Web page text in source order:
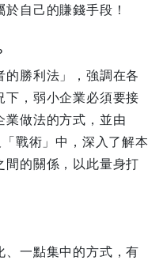
自己的賺錢手段！
勝利法」，強調在各
，弱小企業必須要接
業做法的方式，並由
戰術」中，深入了解本
的關係，以此量身打
一點集中的方式，有